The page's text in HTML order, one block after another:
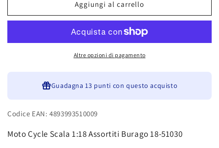
Cycle
Assortiti
Moto
Cycle
1:18
Assortiti
Burago
Aggiungi al carrello
Altre opzioni di pagamento
Guadagna13 punti con questo acquisto
Codice EAN: 4893993510009
Moto Cycle Scala 1:18 Assortiti Burago 18-51030